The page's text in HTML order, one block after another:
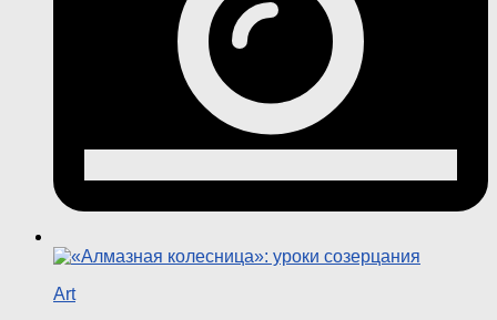
Art